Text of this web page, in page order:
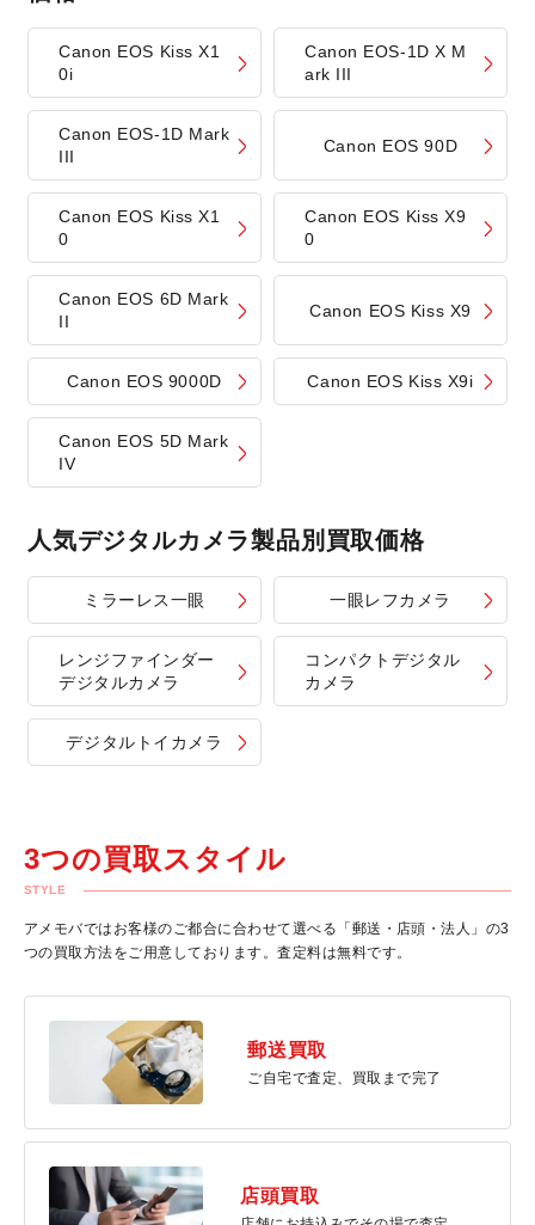
Canon EOS Kiss X1
0i
Canon EOS-1D X M
ark III
Canon EOS-1D Mark
III
Canon EOS 90D
Canon EOS Kiss X1
0
Canon EOS Kiss X9
0
Canon EOS 6D Mark
II
Canon EOS Kiss X9
Canon EOS 9000D Canon EOS Kiss X9i
Canon EOS 5D Mark
IV
人気デジタルカメラ製品別買取価格
ミラーレス一眼 一眼レフカメラ
レンジファインダー
デジタルカメラ
コンパクトデジタル
カメラ
デジタルトイカメラ
3つの買取スタイル
STYLE
アメモバではお客様のご都合に合わせて選べる「郵送・店頭・法人」の3
つの買取方法をご用意しております。査定料は無料です。
郵送買取
ご自宅で査定、買取まで完了
店頭買取